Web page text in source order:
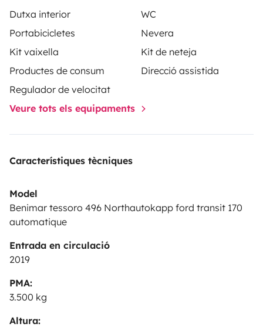
Dutxa interior
WC
Portabicicletes
Nevera
Kit vaixella
Kit de neteja
Productes de consum
Direcció assistida
Regulador de velocitat
Veure tots els equipaments
Característiques tècniques
Model
Benimar tessoro 496 Northautokapp ford transit 170
automatique
Entrada en circulació
2019
PMA:
3.500 kg
Altura: